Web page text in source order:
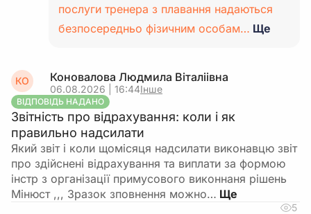
послуги тренера з плавання надаються
безпосередньо фізичним особам… Ще
КО Коновалова Людмила Віталіівна
06.08.2026 | 16:44Інше
ВІДПОВІДЬ НАДАНО
Звітність про відрахування: коли і як
правильно надсилати
Який звіт і коли щомісяця надсилати виконавцю звіт
про здійснені відрахування та виплати за формою
інстр з організації примусового виконнаня рішень
Мінюст ,,, Зразок зповнення можно…
5